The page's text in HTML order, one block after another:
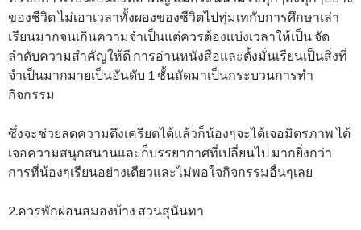
ของชีวิต ไม่เอาเวลาทั้งผองของชีวิตไปทุ่มเทกับการศึกษาเล่า
เรียนมากจนเกินความจำเป็นแต่ควรต้องแบ่งเวลาให้เป็น จัด
ลำดับความสำคัญให้ดี การอ่านหนังสือและตั้งมั่นเรียนเป็นสิ่งที่
จำเป็นมากมายเป็นอันดับ 1 ชั้นถัดมาเป็นกระบวนการทำ
กิจกรรม
ซึ่งจะช่วยลดความตึงเครียดได้แล้วก็น้องๆจะได้เจอมิตรภาพ ได้
เจอความสนุกสนานและก็บรรยากาศที่เปลี่ยนไป มากยิ่งกว่า
การที่น้องๆเรียนอย่างเดียวและไม่พอใจกิจกรรมอื่นๆเลย
2.ควรพักผ่อนสมองบ้าง สวนสุนันทา